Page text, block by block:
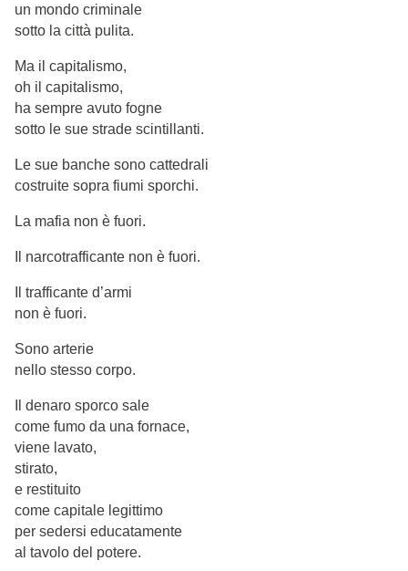
un mondo criminale
sotto la città pulita.
Ma il capitalismo,
oh il capitalismo,
ha sempre avuto fogne
sotto le sue strade scintillanti.
Le sue banche sono cattedrali
costruite sopra fiumi sporchi.
La mafia non è fuori.
Il narcotrafficante non è fuori.
Il trafficante d’armi
non è fuori.
Sono arterie
nello stesso corpo.
Il denaro sporco sale
come fumo da una fornace,
viene lavato,
stirato,
e restituito
come capitale legittimo
per sedersi educatamente
al tavolo del potere.